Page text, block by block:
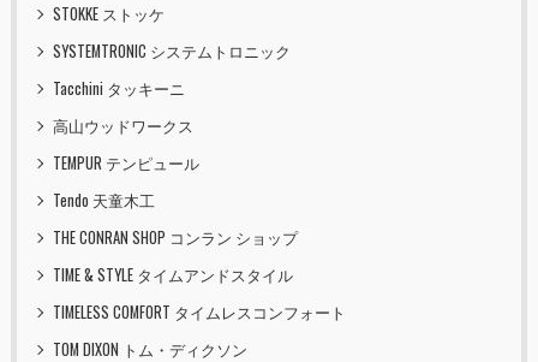
STOKKE ストッケ
SYSTEMTRONIC システムトロニック
Tacchini タッキーニ
高山ウッドワークス
TEMPUR テンピュール
Tendo 天童木工
THE CONRAN SHOP コンラン ショップ
TIME & STYLE タイムアンドスタイル
TIMELESS COMFORT タイムレスコンフォート
TOM DIXON トム・ディクソン